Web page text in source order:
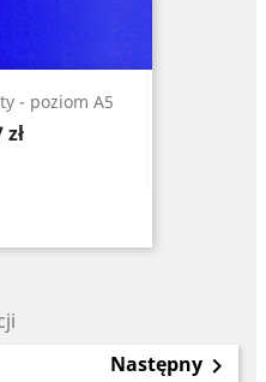
- poziom A5
zł
Następny 